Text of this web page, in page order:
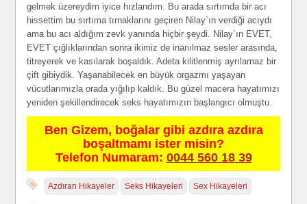
gelmek üzereydim iyice hızlandım. Bu arada sırtımda bir acı
hissettim bu sırtıma tırnaklarını geçiren Nilay`ın verdiği acıydı
ama bu acı aldığım zevk yanında hiçbir şeydi. Nilay`ın EVET,
EVET çığlıklarından sonra ikimiz de inanılmaz sesler arasında,
titreyerek ve kasılarak boşaldık. Adeta kilitlenmiş ayrılamaz bir
çift gibiydik. Yaşanabilecek en büyük orgazmı yaşayan
vücutlarımızla orada yığılıp kaldık. Bu güzel macera hayatımızı
yeniden şekillendirecek seks hayatımızın başlangıcı olmuştu.
Ben Gizem, boğalar gibi azdıra azdıra
boşaltmamı ister misin?
Telefon Numaram: 0044 560 18 39
Azdıran Hikayeler Seks Hikayeleri Sex Hikayeleri